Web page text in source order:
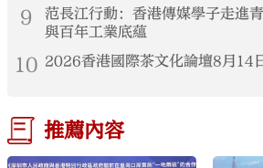
9
范長江行動：香港傳媒學子走進
與百年工業底蘊
10 2026香港國際茶文化論壇8月14
推薦內容